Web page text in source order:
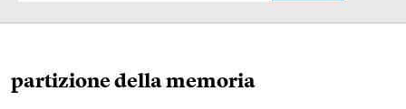
partizione della memoria